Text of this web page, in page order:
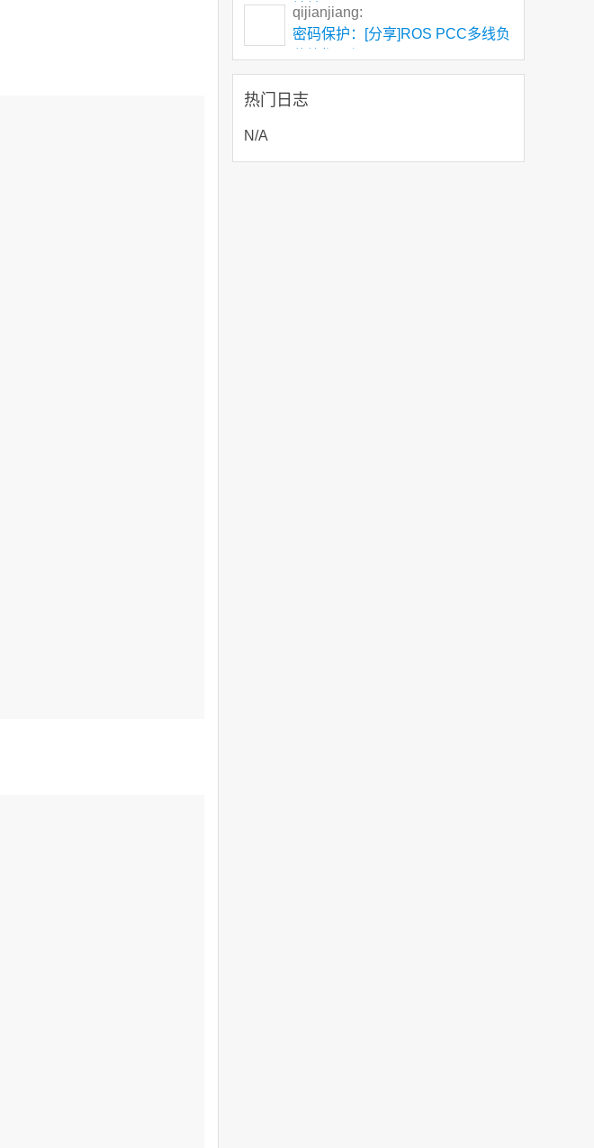
地址172.1
qijianjiang:
密码保护：[分享]ROS PCC多线负
热门日志
N/A